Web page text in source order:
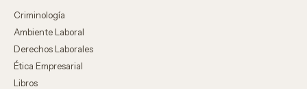
Criminología
Ambiente Laboral
Derechos Laborales
Ética Empresarial
Libros